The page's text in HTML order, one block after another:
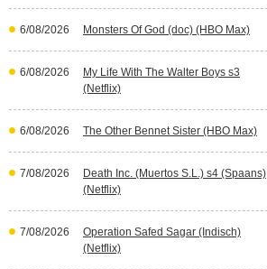
6/08/2026 Monsters Of God (doc) (HBO Max)
6/08/2026
My Life With The Walter Boys s3
(Netflix)
6/08/2026 The Other Bennet Sister (HBO Max)
7/08/2026
Death Inc. (Muertos S.L.) s4 (Spaans)
(Netflix)
7/08/2026
Operation Safed Sagar (Indisch)
(Netflix)